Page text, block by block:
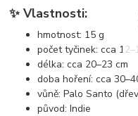
✨ Vlastnosti:
hmotnost: 15 g
počet tyčinek: cca
délka: cca 20–23 cm
doba hoření: cca
vůně: Palo Santo
původ: Indie